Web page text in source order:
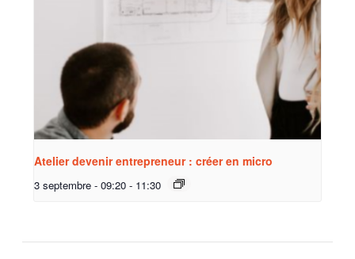
Atelier devenir entrepreneur : créer en micro
3 septembre - 09:20 - 11:30